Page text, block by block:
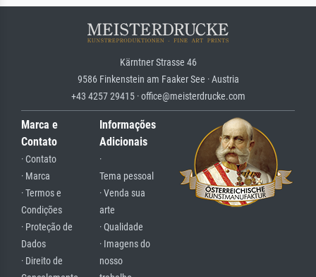
Kärntner Strasse 46
9586 Finkenstein am Faaker See · Austria
+43 4257 29415 · office@meisterdrucke.com
Marca e
Contato
· Contato
· Marca
· Termos e
Condições
· Proteção de
Dados
· Direito de
Informações
Adicionais
·
Tema pessoal
· Venda sua
arte
· Qualidade
· Imagens do
nosso